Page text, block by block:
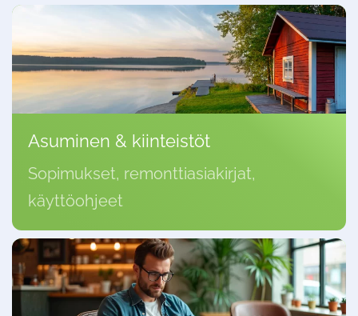
Asuminen & kiinteistöt
Sopimukset, remonttiasiakirjat,
käyttöohjeet